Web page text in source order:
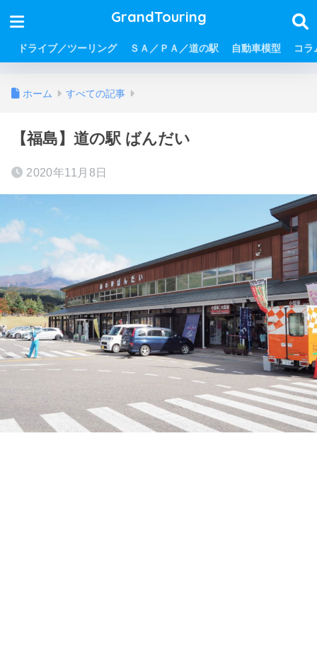
GrandTouring
ドライブ／ツーリング ＳＡ／ＰＡ／道の駅 自動車模型 コラ
ホーム すべての記事
【福島】道の駅 ばんだい
2020年11月8日